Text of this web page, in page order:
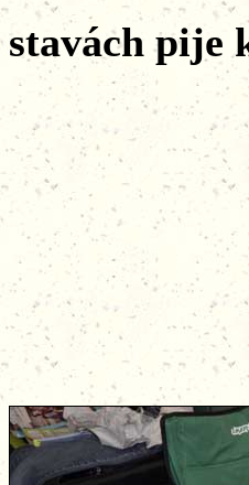
stavách pije